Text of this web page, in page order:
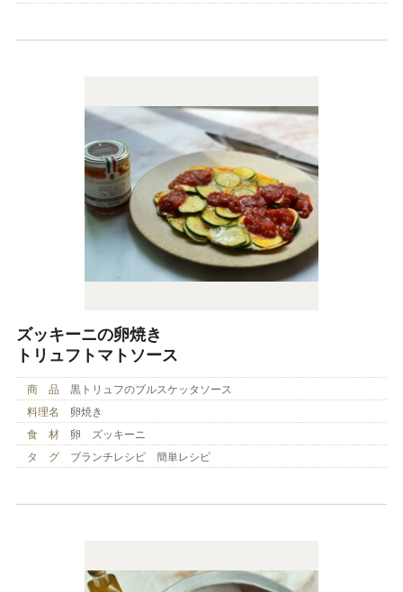
ズッキーニの卵焼き
トリュフトマトソース
商 品
黒トリュフのブルスケッタソース
料理名
卵焼き
食 材
卵 ズッキーニ
タ グ
ブランチレシピ 簡単レシピ